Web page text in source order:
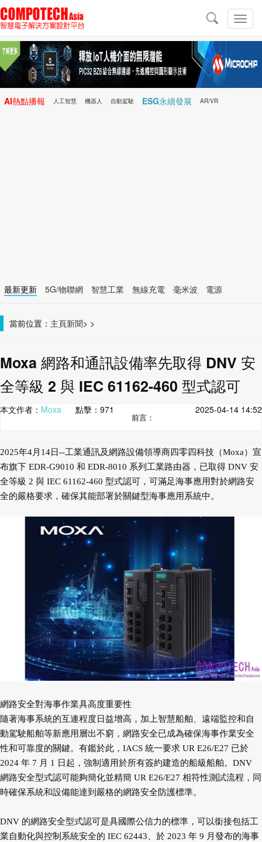
切
換
導
導
航
AI熱點播報 人工智慧 機器人 自動駕駛 ESG永續發展 AR/VR
最新更新 5G/物聯網 智慧工業 無線充電 毫米波
電源
當前位置： 主頁 >
新聞 >
Moxa 網路和通訊設備率先取得 DNV 安
全等級 2 與 IEC 61162-460 型式認可
本文作者： Moxa 點擊： 971 2025-04-14 14:52
前言：
2025年4月14日--工業通訊及網路設備領導商四零四科技（Moxa）宣
布旗下 EDR-G9010 和 EDR-8010 系列工業路由器，已取得 DNV 安
全等級 2 與 IEC 61162-460 型式認可，可滿足海事應用對於網路安
全的嚴格要求，確保其能部署於關鍵型海事應用系統中。
網路安全對海事作業具高度重要性
隨著海事系統的互連程度日益增高，加上智慧船舶、遠端監控和自
動駕駛船舶等新應用層出不窮，網路安全已成為確保海事作業安全
性和可靠度的關鍵。有鑑於此，IACS 統一要求 UR E26/E27 已於
2024 年 7 月 1 日起，強制適用於所有簽約建造的船級船舶。DNV
網路安全型式認可能夠簡化並精簡 UR E26/E27 相符性測試流程，同
時確保系統和設備能達到嚴格的網路安全防護標準。
DNV 的網路安全型式認可是具國際公信力的標準，可以銜接包括工
業自動化與控制系統安全的 IEC 62443、於 2023 年 9 月發布的海事